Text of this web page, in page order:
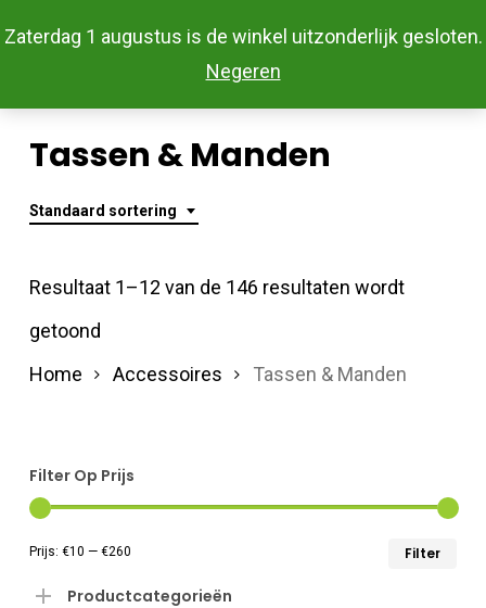
Zaterdag 1 augustus is de winkel uitzonderlijk gesloten.
Negeren
to
Menu
Tassen & Manden
Standaard sortering
Resultaat 1–12 van de 146 resultaten wordt
getoond
Home
Accessoires Tassen & Manden
Filter Op Prijs
Filter
Prijs: €10 — €260
Productcategorieën
Menu